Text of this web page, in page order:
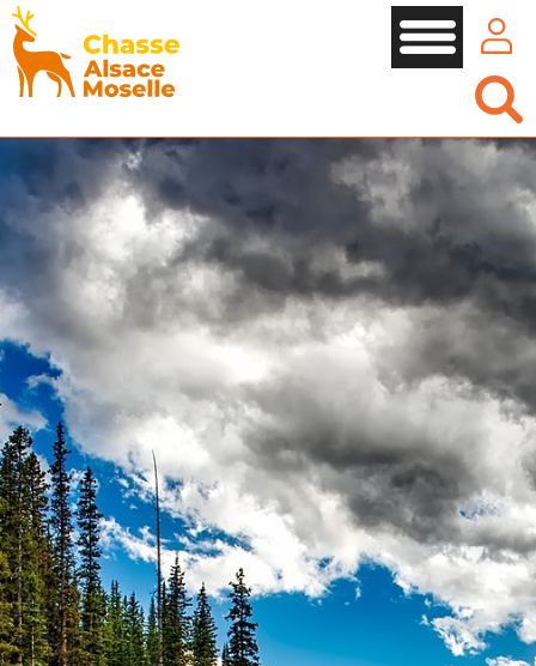
Panneau de gestion des cookies